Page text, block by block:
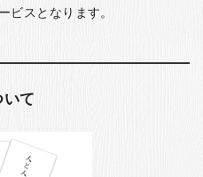
ビスとなります。
いて